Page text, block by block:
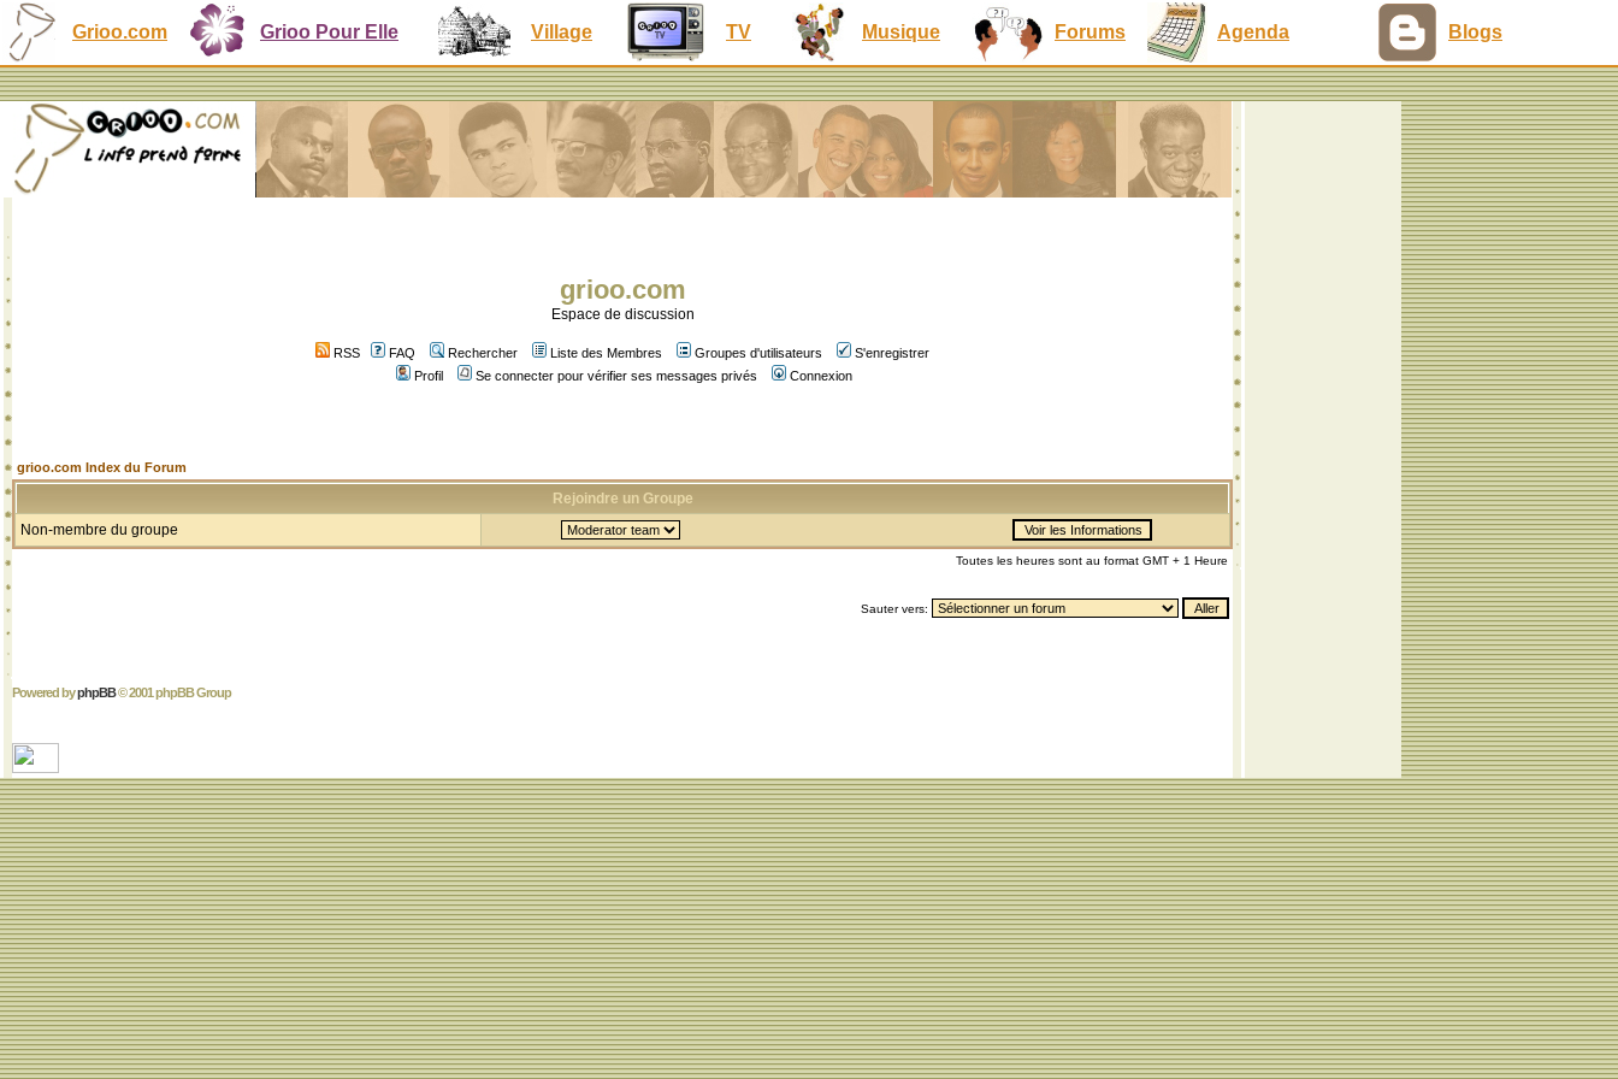
Grioo.com Grioo Pour Elle Village TV Musique Forums Agenda Blogs
grioo.com
Espace de discussion
RSS FAQ Rechercher Liste des Membres Groupes d'utilisateurs
S'enregistrer
Profil
Se connecter pour vérifier ses messages privés Connexion
grioo.com Index du Forum
Rejoindre un Groupe
Non-membre du groupe
Toutes les heures sont au format GMT + 1 Heure
Sauter vers:
Powered byphpBB© 2001 phpBB Group